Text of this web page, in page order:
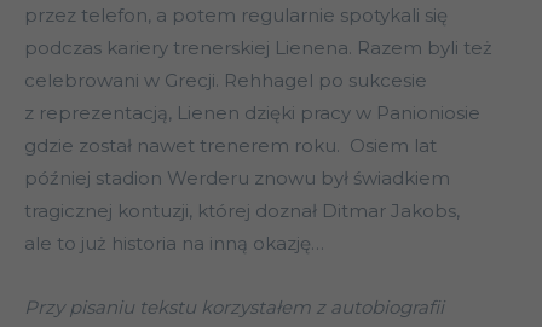
przez telefon, a potem regularnie spotykali się
podczas kariery trenerskiej Lienena. Razem byli też
celebrowani w Grecji. Rehhagel po sukcesie
z reprezentacją, Lienen dzięki pracy w Panioniosie
gdzie został nawet trenerem roku. Osiem lat
później stadion Werderu znowu był świadkiem
tragicznej kontuzji, której doznał Ditmar Jakobs,
ale to już historia na inną okazję…
Przy pisaniu tekstu korzystałem z autobiografii